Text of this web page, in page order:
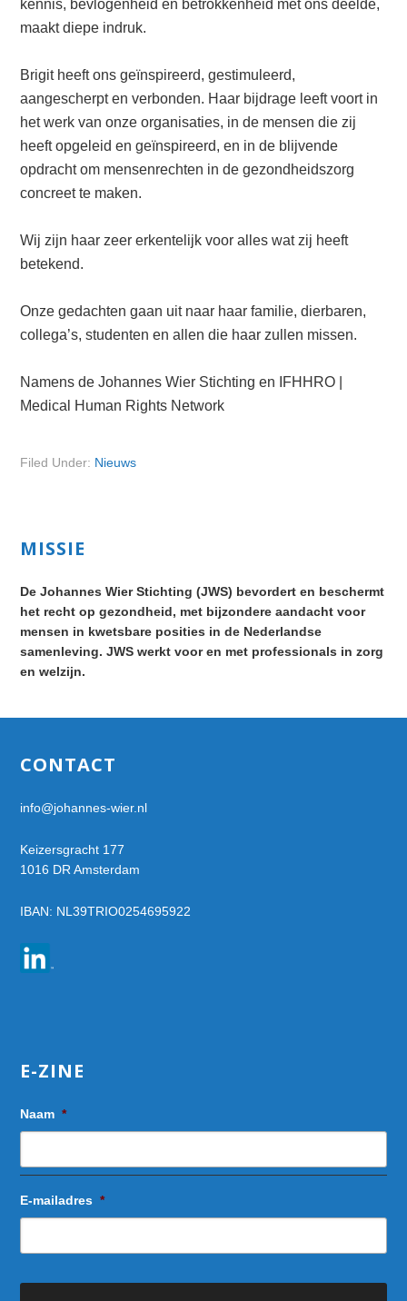
kennis, bevlogenheid en betrokkenheid met ons deelde,
maakt diepe indruk.
Brigit heeft ons geïnspireerd, gestimuleerd,
aangescherpt en verbonden. Haar bijdrage leeft voort in
het werk van onze organisaties, in de mensen die zij
heeft opgeleid en geïnspireerd, en in de blijvende
opdracht om mensenrechten in de gezondheidszorg
concreet te maken.
Wij zijn haar zeer erkentelijk voor alles wat zij heeft
betekend.
Onze gedachten gaan uit naar haar familie, dierbaren,
collega’s, studenten en allen die haar zullen missen.
Namens de Johannes Wier Stichting en IFHHRO |
Medical Human Rights Network
Filed Under: Nieuws
Primary
MISSIE
De Johannes Wier Stichting (JWS) bevordert en beschermt
het recht op gezondheid, met bijzondere aandacht voor
mensen in kwetsbare posities in de Nederlandse
samenleving. JWS werkt voor en met professionals in zorg
en welzijn.
Footer
CONTACT
info@johannes-wier.nl
Keizersgracht 177
1016 DR Amsterdam
IBAN: NL39TRIO0254695922
E-ZINE
Naam *
E-mailadres *